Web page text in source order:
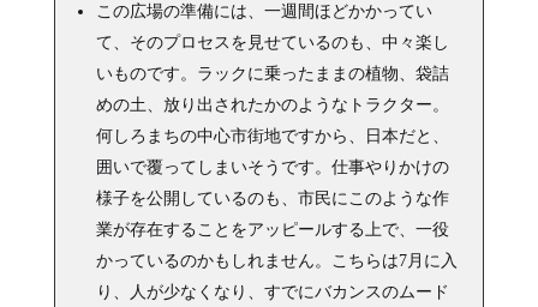
この広場の準備には、一週間ほどかかってい
て、そのプロセスを見せているのも、中々楽し
いものです。ラックに乗ったままの植物、袋詰
めの土、放り出されたかのようなトラクター。
何しろまちの中心市街地ですから、日本だと、
囲いで覆ってしまいそうです。仕事やりかけの
様子を公開しているのも、市民にこのような作
業が存在することをアッピールする上で、一役
かっているのかもしれません。こちらは7月に入
り、人が少なくなり、すでにバカンスのムード